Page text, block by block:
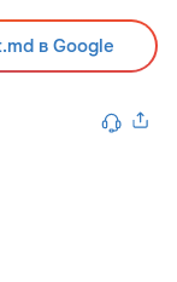
в Google